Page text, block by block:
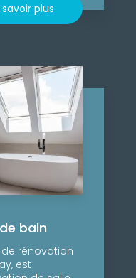
savoir plus
bain
de rénovation
est